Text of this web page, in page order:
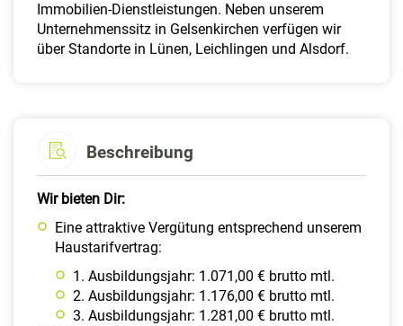
Immobilien-Dienstleistungen. Neben unserem
Unternehmenssitz in Gelsenkirchen verfügen wir
über Standorte in Lünen, Leichlingen und Alsdorf.
Beschreibung
Wir bieten Dir:
Eine attraktive Vergütung entsprechend unserem
Haustarifvertrag:
1. Ausbildungsjahr: 1.071,00 € brutto mtl.
2. Ausbildungsjahr: 1.176,00 € brutto mtl.
3. Ausbildungsjahr: 1.281,00 € brutto mtl.